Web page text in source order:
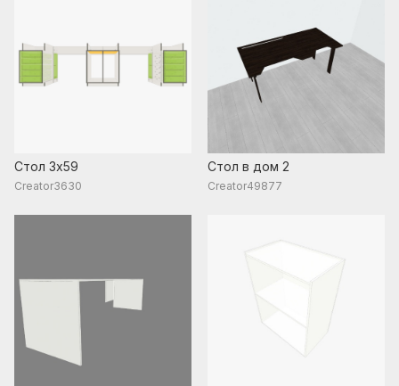
Стол 3х59
Creator3630
Стол в дом 2
Creator49877